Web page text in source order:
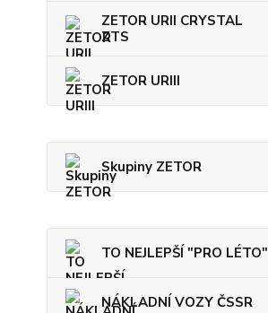
ZETOR URII CRYSTAL
ZTS
ZETOR URIII
Skupiny ZETOR
TO NEJLEPŠÍ "PRO LÉTO"
NÁKLADNÍ VOZY ČSSR